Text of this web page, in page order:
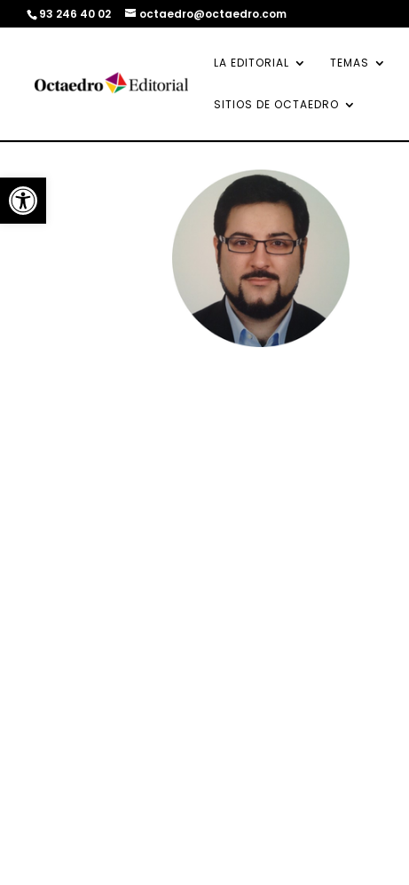
Abrir barra de herramientas
93 246 40 02 octaedro@octaedro.com
LA EDITORIAL TEMAS
SITIOS DE OCTAEDRO